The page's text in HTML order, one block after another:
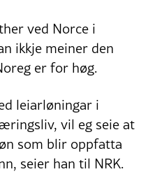
ved Norce i
ikkje meiner den
er for høg.
leiarløningar i
vil eg seie at
som blir oppfatta
seier han til NRK.